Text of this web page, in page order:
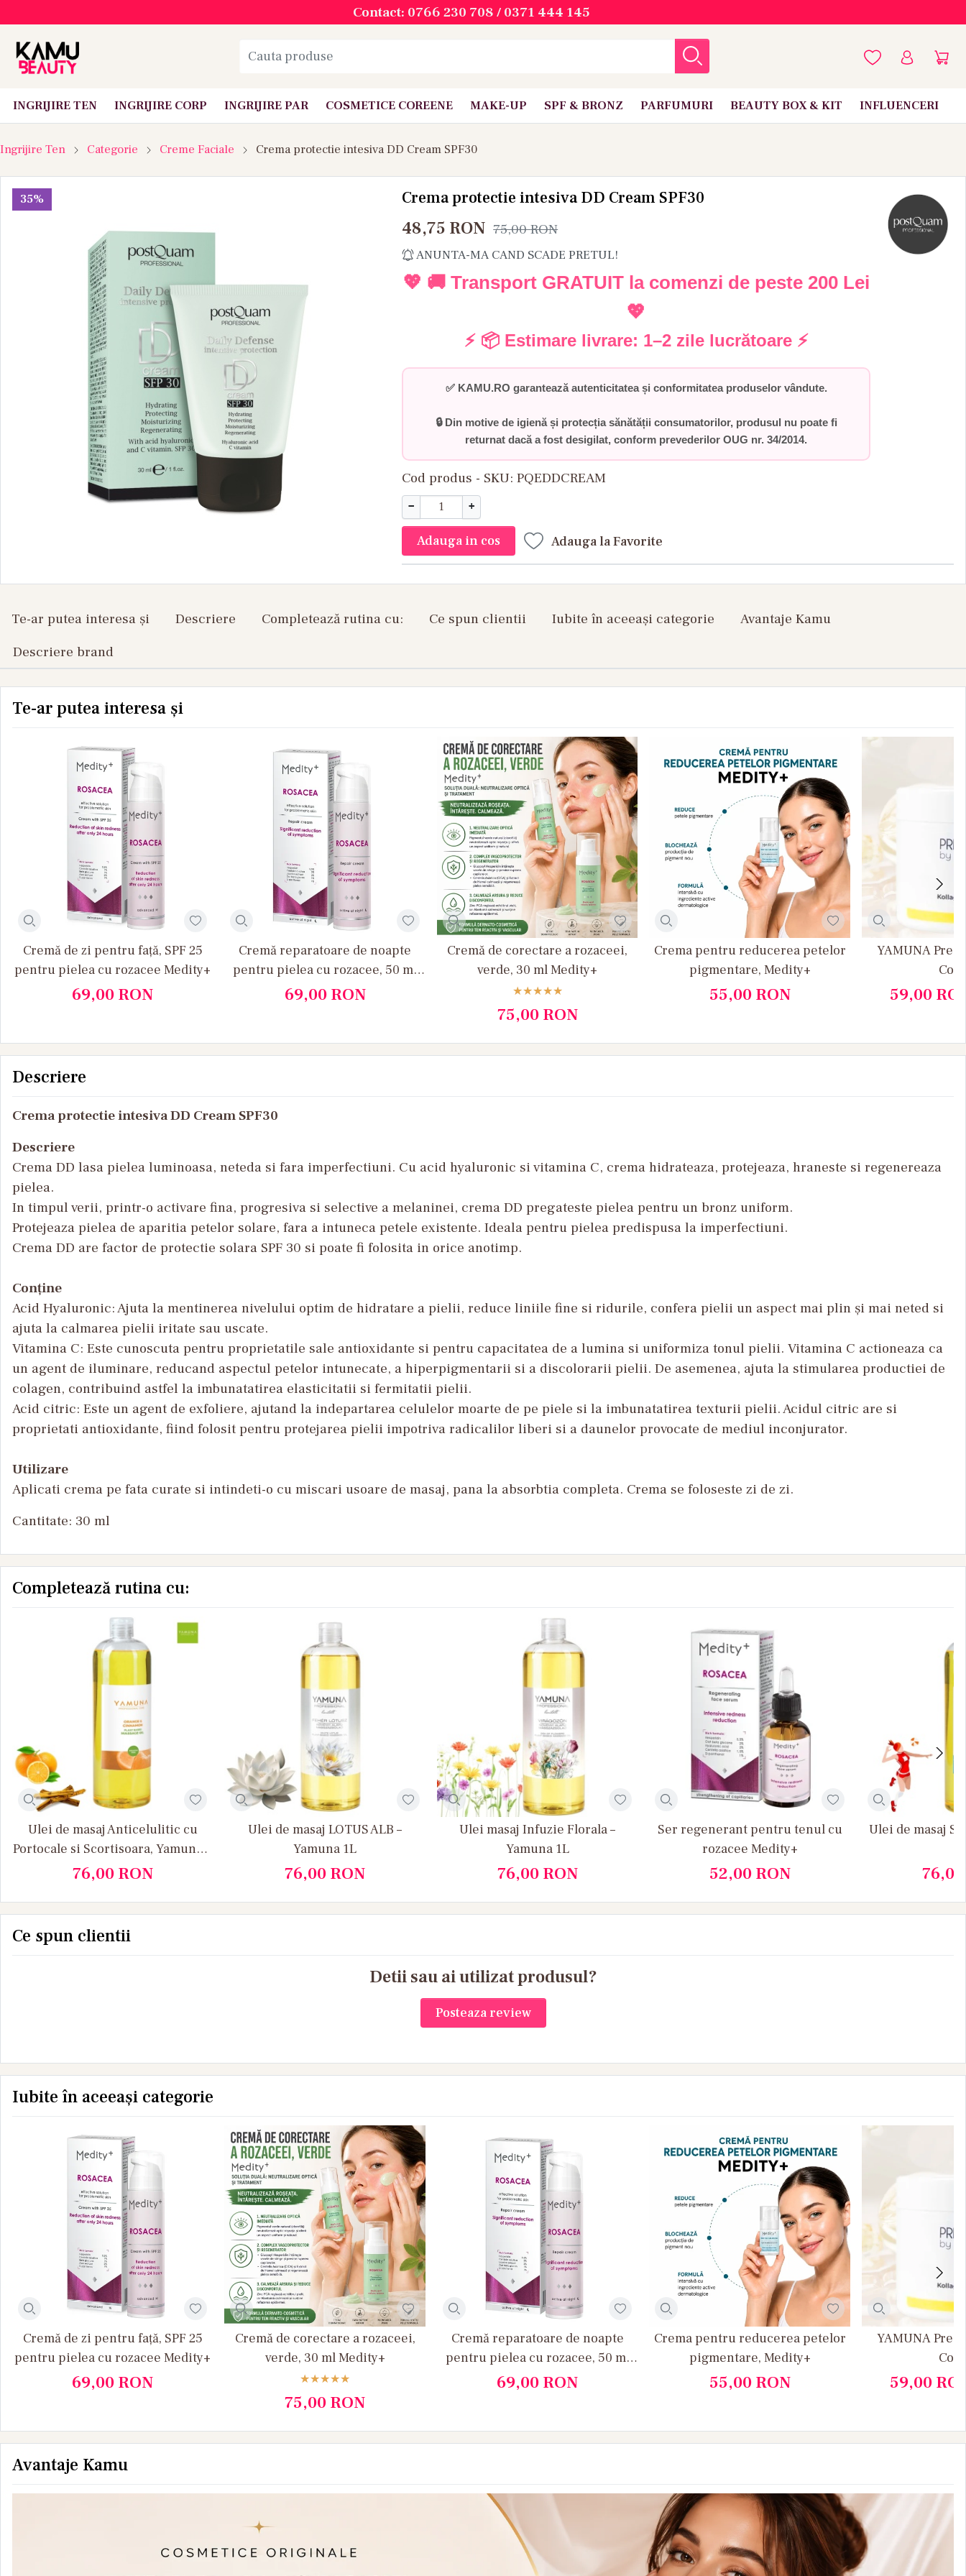
Contact: 0766 230 708 / 0371 444 145
INGRIJIRE TEN INGRIJIRE CORP INGRIJIRE PAR COSMETICE COREENE MAKE-UP SPF & BRONZ PARFUMURI BEAUTY BOX & KIT INFLUENCERI
Ingrijire Ten Categorie Creme Faciale Crema protectie intesiva DD Cream SPF30
35% Crema protectie intesiva DD Cream SPF30
48,75 RON 75,00RON
ANUNTA-MA CAND SCADE PRETUL!
💖 🚚 Transport GRATUIT la comenzi de peste 200 Lei
💖
⚡ 📦 Estimare livrare: 1–2 zile lucrătoare⚡
✅ KAMU.RO garantează autenticitatea și conformitatea produselor vândute.
🔒 Din motive de igienă și protecția sănătății consumatorilor, produsul nu poate fi
returnat dacă a fost desigilat, conform prevederilor OUG nr. 34/2014.
Cod produs - SKU PQEDDCREAM
− +
Adauga in cos Adauga la Favorite
Te-ar putea interesa și Descriere Completează rutina cu: Ce spun clientii Iubite în aceeași categorie
Avantaje Kamu
Descriere brand
Te-ar putea interesa și
Cremă de zi pentru față, SPF 25
pentru pielea cu rozacee Medity+
69,00 RON
Cremă reparatoare de noapte
pentru pielea cu rozacee, 50 ml
Medity+
69,00 RON
Cremă de corectare a rozaceei,
verde, 30 ml Medity+
75,00 RON
Crema pentru reducerea petelor
pigmentare, Medity+
55,00 RON
YAMUNA
59,00
Descriere
Crema protectie intesiva DD Cream SPF30
Descriere
Crema DD lasa pielea luminoasa, neteda si fara imperfectiuni. Cu acid hyaluronic si vitamina C, crema hidrateaza, protejeaza, hraneste si regenereaza
pielea.
In timpul verii, printr-o activare fina, progresiva si selective a melaninei, crema DD pregateste pielea pentru un bronz uniform.
Protejeaza pielea de aparitia petelor solare, fara a intuneca petele existente. Ideala pentru pielea predispusa la imperfectiuni.
Crema DD are factor de protectie solara SPF 30 si poate fi folosita in orice anotimp.
Conține
Acid Hyaluronic: Ajuta la mentinerea nivelului optim de hidratare a pielii, reduce liniile fine si ridurile, confera pielii un aspect mai plin și mai neted si
ajuta la calmarea pielii iritate sau uscate.
Vitamina C: Este cunoscuta pentru proprietatile sale antioxidante si pentru capacitatea de a lumina si uniformiza tonul pielii. Vitamina C actioneaza ca
un agent de iluminare, reducand aspectul petelor intunecate, a hiperpigmentarii si a discolorarii pielii. De asemenea, ajuta la stimularea productiei de
colagen, contribuind astfel la imbunatatirea elasticitatii si fermitatii pielii.
Acid citric: Este un agent de exfoliere, ajutand la indepartarea celulelor moarte de pe piele si la imbunatatirea texturii pielii. Acidul citric are si
proprietati antioxidante, fiind folosit pentru protejarea pielii impotriva radicalilor liberi si a daunelor provocate de mediul inconjurator.
Utilizare
Aplicati crema pe fata curate si intindeti-o cu miscari usoare de masaj, pana la absorbtia completa. Crema se foloseste zi de zi.
Cantitate: 30 ml
Completează rutina cu:
Ulei de masaj Anticelulitic cu
Portocale si Scortisoara, Yamuna 1
L
76,00 RON
Ulei de masaj LOTUS ALB –
Yamuna 1L
76,00 RON
Ulei masaj Infuzie Florala –
Yamuna 1L
76,00 RON
Ser regenerant pentru tenul cu
rozacee Medity+
52,00 RON
Ulei de masaj
Ce spun clientii
Detii sau ai utilizat produsul?
Posteaza review
Iubite în aceeași categorie
Cremă de zi pentru față, SPF 25
pentru pielea cu rozacee Medity+
69,00 RON
Cremă de corectare a rozaceei,
verde, 30 ml Medity+
75,00 RON
Cremă reparatoare de noapte
pentru pielea cu rozacee, 50 ml
Medity+
69,00 RON
Crema pentru reducerea petelor
pigmentare, Medity+
55,00 RON
YAMUNA
59,00
Avantaje Kamu